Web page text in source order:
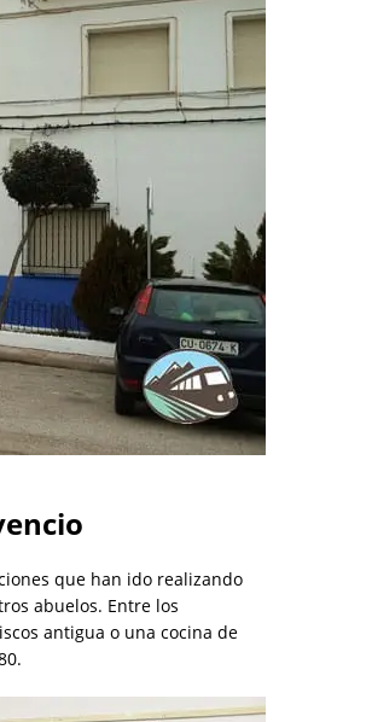
que han ido realizando
abuelos. Entre los
antigua o una cocina de